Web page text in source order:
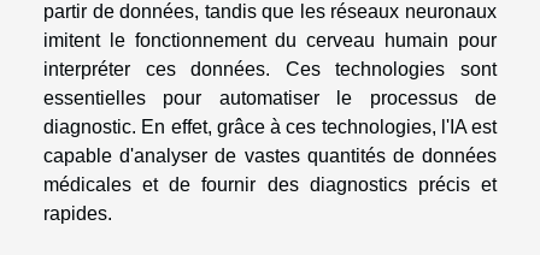
partir de données, tandis que les réseaux neuronaux
imitent le fonctionnement du cerveau humain pour
interpréter ces données. Ces technologies sont
essentielles pour automatiser le processus de
diagnostic. En effet, grâce à ces technologies, l'IA est
capable d'analyser de vastes quantités de données
médicales et de fournir des diagnostics précis et
rapides.